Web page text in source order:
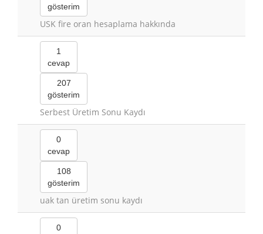
gösterim
USK fire oran hesaplama hakkında
1
cevap
207
gösterim
Serbest Üretim Sonu Kaydı
0
cevap
108
gösterim
uak tan üretim sonu kaydı
0